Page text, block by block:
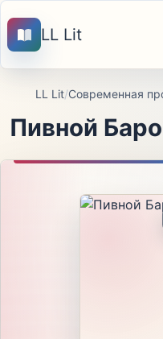
LL Lit
LL Lit/Современная
Пивной